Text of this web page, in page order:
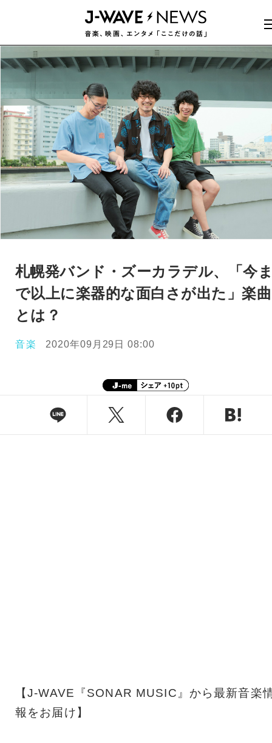
札幌発バンド・ズーカラデル、「今
で以上に楽器的な面白さが出た」楽曲
とは？
音楽 2020年09月29日 08:00
【J-WAVE『SONAR MUSIC』から最新音楽
報をお届け】